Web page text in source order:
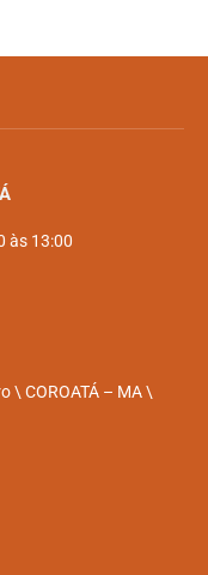
às 13:00
\ COROATÁ – MA \